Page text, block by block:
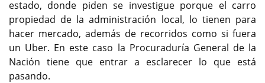
estado, donde piden se investigue porque el carro
propiedad de la administración local, lo tienen para
hacer mercado, además de recorridos como si fuera
un Uber. En este caso la Procuraduría General de la
Nación tiene que entrar a esclarecer lo que está
pasando.